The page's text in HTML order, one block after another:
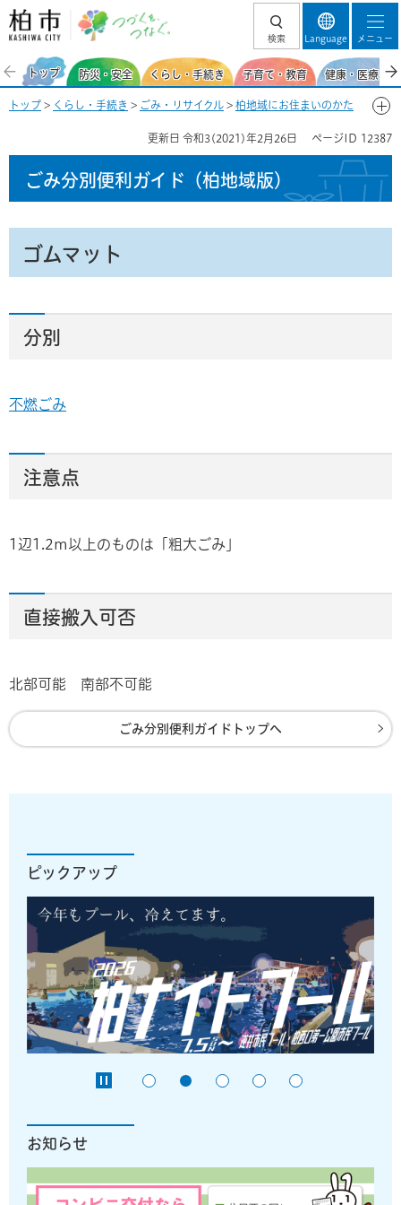
柏市 つづくを、
検索 Language メニュー
トップ 防災・安全 くらし・手続き 子育て・教育 健康・医療・
トップ > くらし・手続き > ごみ・リサイクル > 柏地域にお住まいのかた
更新日 令和3(2021)年2月26日 ページID 12387
ごみ分別便利ガイド （柏地域版）
ゴムマット
分別
不燃ごみ
注意点
1辺1.2m以上のものは「粗大ごみ」
直接搬入可否
北部可能 南部不可能
ごみ分別便利ガイドトップへ
ピックアップ
お知らせ